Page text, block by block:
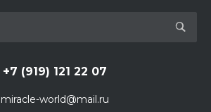
+7 (919) 121 22 07
miracle-world@mail.ru